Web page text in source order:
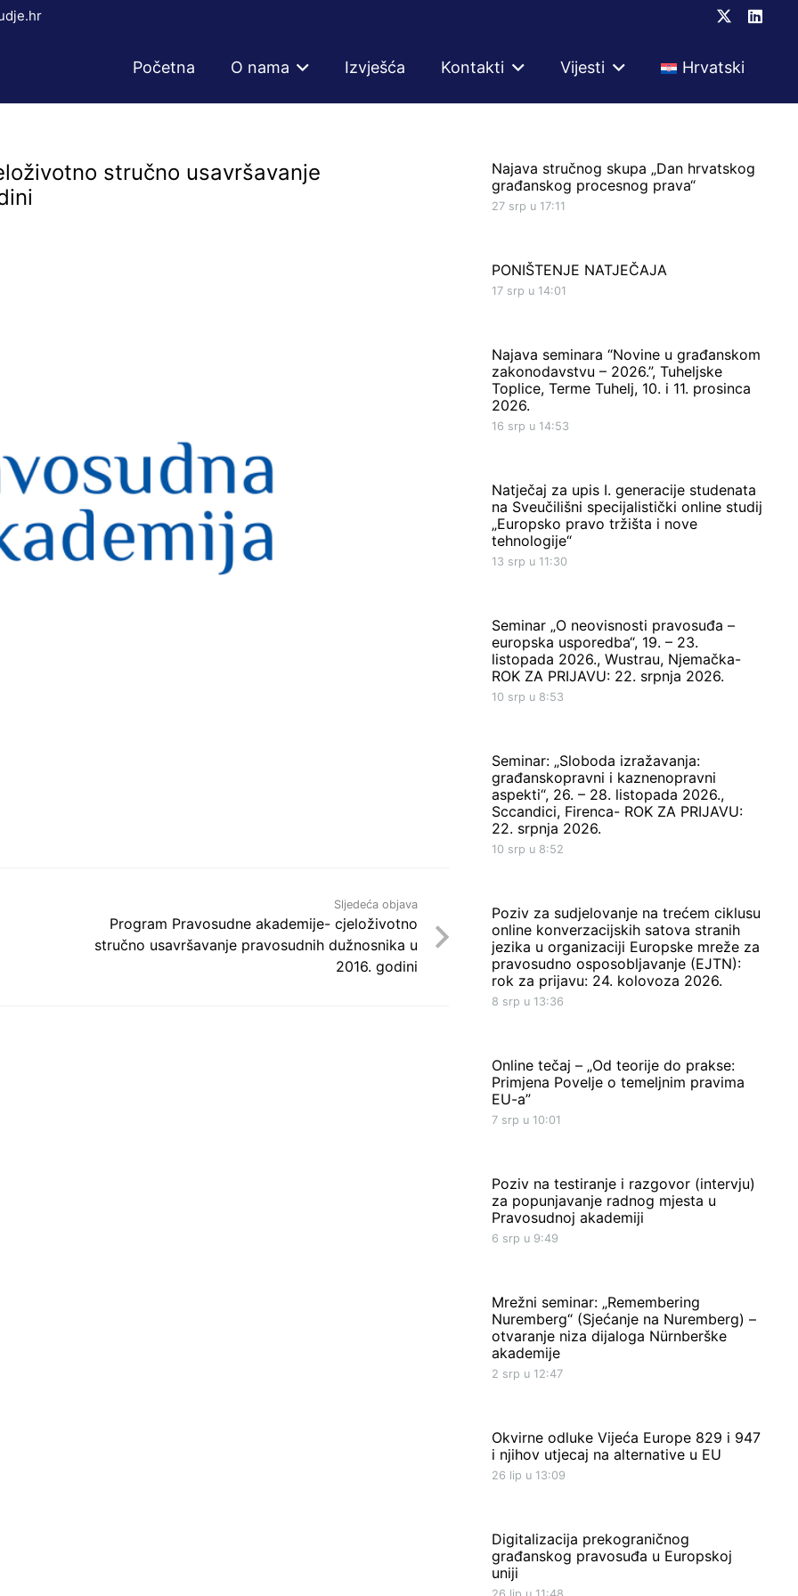
Početna O nama Izvješća Kontakti Vijesti Hrvatski
stručno usavršavanje
Sljedeća objava
Program Pravosudne akademije- cjeloživotno
stručno usavršavanje pravosudnih dužnosnika u
2016. godini
Najava stručnog skupa „Dan hrvatskog
građanskog procesnog prava“
27 srp u 17:11
PONIŠTENJE NATJEČAJA
17 srp u 14:01
Najava seminara “Novine u građanskom
zakonodavstvu – 2026.”, Tuheljske
Toplice, Terme Tuhelj, 10. i 11. prosinca
2026.
16 srp u 14:53
Natječaj za upis I. generacije studenata
na Sveučilišni specijalistički online studij
„Europsko pravo tržišta i nove
tehnologije“
13 srp u 11:30
Seminar „O neovisnosti pravosuđa –
europska usporedba“, 19. – 23.
listopada 2026., Wustrau, Njemačka-
ROK ZA PRIJAVU: 22. srpnja 2026.
10 srp u 8:53
Seminar: „Sloboda izražavanja:
građanskopravni i kaznenopravni
aspekti“, 26. – 28. listopada 2026.,
Sccandici, Firenca- ROK ZA PRIJAVU:
22. srpnja 2026.
10 srp u 8:52
Poziv za sudjelovanje na trećem ciklusu
online konverzacijskih satova stranih
jezika u organizaciji Europske mreže za
pravosudno osposobljavanje (EJTN):
rok za prijavu: 24. kolovoza 2026.
8 srp u 13:36
Online tečaj – „Od teorije do prakse:
Primjena Povelje o temeljnim pravima
EU-a”
7 srp u 10:01
Poziv na testiranje i razgovor (intervju)
za popunjavanje radnog mjesta u
Pravosudnoj akademiji
6 srp u 9:49
Mrežni seminar: „Remembering
Nuremberg“ (Sjećanje na Nuremberg) –
otvaranje niza dijaloga Nürnberške
akademije
2 srp u 12:47
Okvirne odluke Vijeća Europe 829 i 947
i njihov utjecaj na alternative u EU
26 lip u 13:09
Digitalizacija prekograničnog
građanskog pravosuđa u Europskoj
uniji